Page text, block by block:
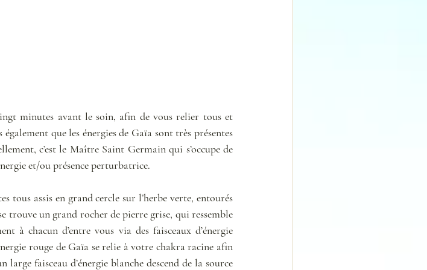
minutes avant le soin, afin de vous relier tous et
que les énergies de Gaïa sont très présentes
c’est le Maître Saint Germain qui s’occupe de
et/ou présence perturbatrice.
tous assis en grand cercle sur l’herbe verte, entourés
trouve un grand rocher de pierre grise, qui ressemble
à chacun d’entre vous via des faisceaux d’énergie
rouge de Gaïa se relie à votre chakra racine afin
faisceau d’énergie blanche descend de la source